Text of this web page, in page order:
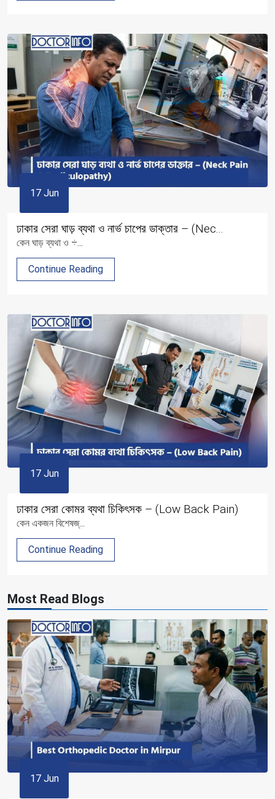
17 Jun
ঢাকার সেরা ঘাড় ব্যথা ও নার্ভ চাপের ডাক্তার – (Nec...
কেন ঘাড় ব্যথা ও ÷...
Continue Reading
17 Jun
ঢাকার সেরা কোমর ব্যথা চিকিৎসক – (Low Back Pain)
কেন একজন বিশেষজ্...
Continue Reading
Most Read Blogs
17 Jun